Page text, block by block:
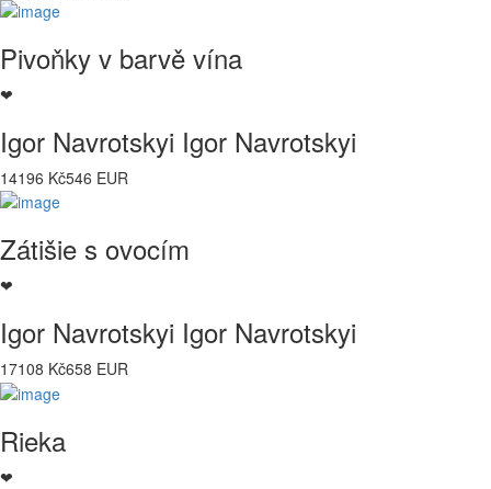
Pivoňky v barvě vína
❤
Igor Navrotskyi Igor Navrotskyi
14196 Kč546 EUR
Zátišie s ovocím
❤
Igor Navrotskyi Igor Navrotskyi
17108 Kč658 EUR
Rieka
❤